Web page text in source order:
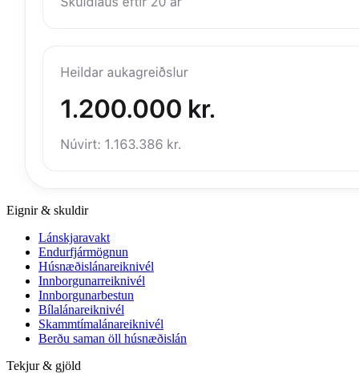
Eignir & skuldir
Lánskjaravakt
Endurfjármögnun
Húsnæðislánareiknivél
Innborgunarreiknivél
Innborgunarbestun
Bílalánareiknivél
Skammtímalánareiknivél
Berðu saman öll húsnæðislán
Tekjur & gjöld